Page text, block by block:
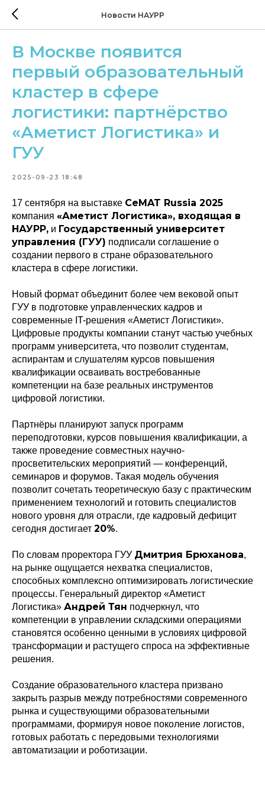
Новости НАУРР
В Москве появится
первый образовательный
кластер в сфере
логистики: партнёрство
«Аметист Логистика» и
ГУУ
2025-09-23 18:48
17 сентября на выставке CeMAT Russia 2025
компания «Аметист Логистика», входящая в
НАУРР, и Государственный университет
управления (ГУУ) подписали соглашение о
создании первого в стране образовательного
кластера в сфере логистики.
Новый формат объединит более чем вековой опыт
ГУУ в подготовке управленческих кадров и
современные IT-решения «Аметист Логистики».
Цифровые продукты компании станут частью учебных
программ университета, что позволит студентам,
аспирантам и слушателям курсов повышения
квалификации осваивать востребованные
компетенции на базе реальных инструментов
цифровой логистики.
Партнёры планируют запуск программ
переподготовки, курсов повышения квалификации, а
также проведение совместных научно-
просветительских мероприятий — конференций,
семинаров и форумов. Такая модель обучения
позволит сочетать теоретическую базу с практическим
применением технологий и готовить специалистов
нового уровня для отрасли, где кадровый дефицит
сегодня достигает 20%.
По словам проректора ГУУ Дмитрия Брюханова,
на рынке ощущается нехватка специалистов,
способных комплексно оптимизировать логистические
процессы. Генеральный директор «Аметист
Логистика» Андрей Тян подчеркнул, что
компетенции в управлении складскими операциями
становятся особенно ценными в условиях цифровой
трансформации и растущего спроса на эффективные
решения.
Создание образовательного кластера призвано
закрыть разрыв между потребностями современного
рынка и существующими образовательными
программами, формируя новое поколение логистов,
готовых работать с передовыми технологиями
автоматизации и роботизации.
ссылка на ROBOTUNION.RU — обязательна
Политика конфиденциальности
© 2015-2026 НАУРР. Все права защищены.
При использовании материалов ссылка на ROBOTUNION.RU — обязательна